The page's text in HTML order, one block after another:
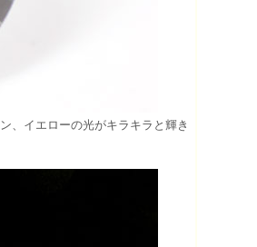
、イエローの光がキラキラと輝き